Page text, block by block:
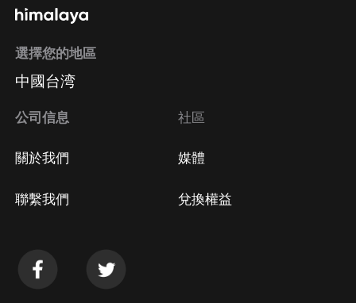
選擇您的地區
中國台湾
公司信息
關於我們
聯繫我們
社區
媒體
兌換權益